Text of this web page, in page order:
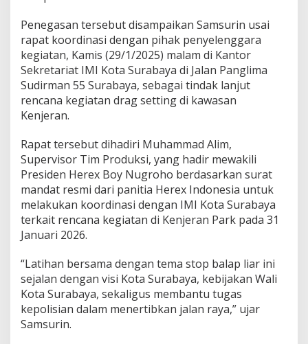
i
a
r
T
a
n
p
l
a
s
,
T
a
n
P
e
a
j
Penegasan tersebut disampaikan Samsurin usai
rapat koordinasi dengan pihak penyelenggara
kegiatan, Kamis (29/1/2025) malam di Kantor
Sekretariat IMI Kota Surabaya di Jalan Panglima
Sudirman 55 Surabaya, sebagai tindak lanjut
rencana kegiatan drag setting di kawasan
Kenjeran.
Rapat tersebut dihadiri Muhammad Alim,
Supervisor Tim Produksi, yang hadir mewakili
Presiden Herex Boy Nugroho berdasarkan surat
mandat resmi dari panitia Herex Indonesia untuk
melakukan koordinasi dengan IMI Kota Surabaya
terkait rencana kegiatan di Kenjeran Park pada 31
Januari 2026.
“Latihan bersama dengan tema stop balap liar ini
sejalan dengan visi Kota Surabaya, kebijakan Wali
Kota Surabaya, sekaligus membantu tugas
kepolisian dalam menertibkan jalan raya,” ujar
Samsurin.